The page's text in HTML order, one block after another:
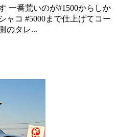
一番荒いのが#1500からしか
ャコ #5000まで仕上げてコー
のタレ...